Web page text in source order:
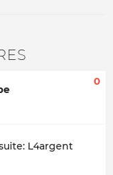
0
L4argent